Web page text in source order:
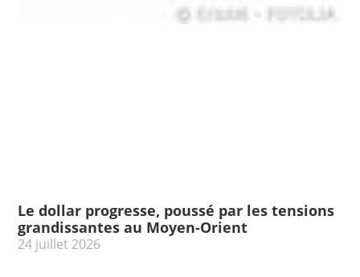
Le dollar progresse, poussé par les tensions
grandissantes au Moyen-Orient
24 juillet 2026